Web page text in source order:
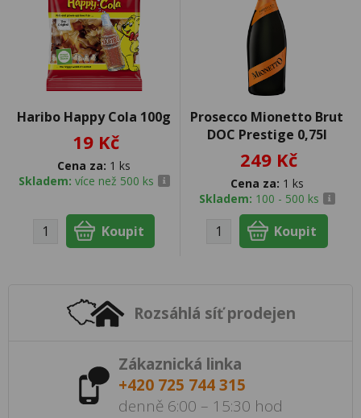
Haribo Happy Cola 100g
19 Kč
Cena za: 1 ks
Skladem: více než 500 ks
Prosecco Mionetto Brut
DOC Prestige 0,75l
249 Kč
Cena za: 1 ks
Skladem: 100 - 500 ks
Rozsáhlá síť prodejen
Zákaznická linka
+420 725 744 315
denně 6:00 – 15:30 hod